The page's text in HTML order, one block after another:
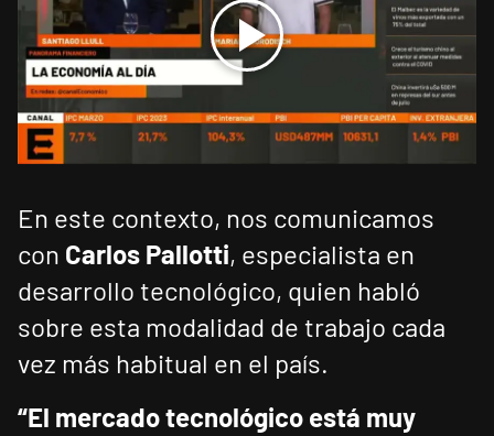
En este contexto, nos comunicamos
con Carlos Pallotti, especialista en
desarrollo tecnológico, quien habló
sobre esta modalidad de trabajo cada
vez más habitual en el país.
“El mercado tecnológico está muy